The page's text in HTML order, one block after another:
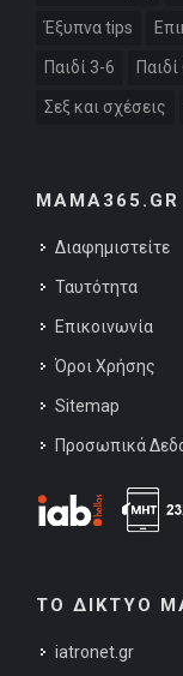
Έξυπνα tips
Παιδί 3-6
Σεξ και σχέσεις
MAMA365.GR
Διαφημιστείτε
Ταυτότητα
Επικοινωνία
Όροι Χρήσης
Sitemap
Προσωπικά
ΤΟ ΔΙΚΤΥΟ
iatronet.gr